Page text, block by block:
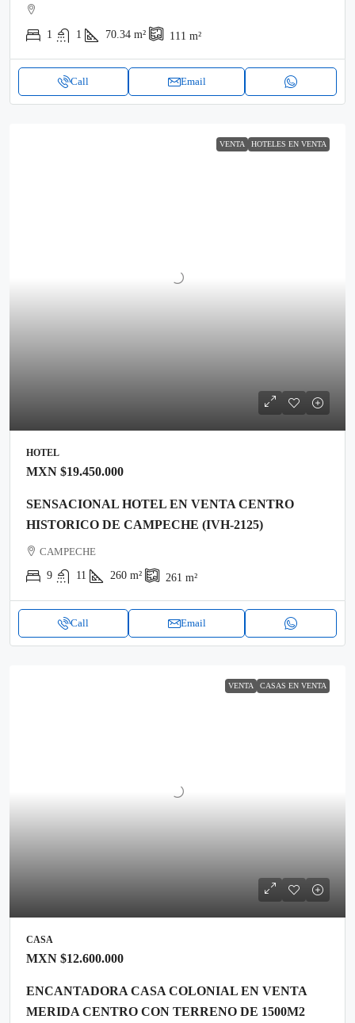
1 1 70.34 m² 111 m²
Call Email
VENTA HOTELES EN VENTA
HOTEL
MXN $19.450.000
SENSACIONAL HOTEL EN VENTA CENTRO
HISTORICO DE CAMPECHE (IVH-2125)
CAMPECHE
9 11 260 m² 261 m²
Call Email
VENTA CASAS EN VENTA
CASA
MXN $12.600.000
ENCANTADORA CASA COLONIAL EN VENTA
MERIDA CENTRO CON TERRENO DE 1500M2